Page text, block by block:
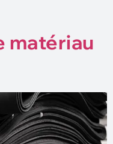
matériau